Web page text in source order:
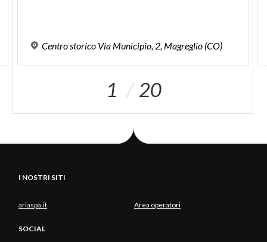
Centro storico Via Municipio, 2, Magreglio (CO)
1 20
I NOSTRI SITI
ariaspa.it Area operatori
SOCIAL